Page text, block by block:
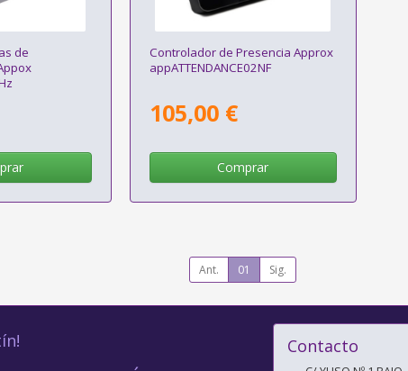
de
Controlador de Presencia Approx
appATTENDANCE02NF
105,00 €
Comprar
Ant. 01 Sig.
Contacto